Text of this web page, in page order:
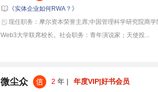
《实体企业如何RWA？》
现任职务：摩尔资本荣誉主席;中国管理科学研究院商
Web3大学联席校长。社会职务：青年演说家；天使投...
微尘众 2 年 | 年度VIP|好书会员